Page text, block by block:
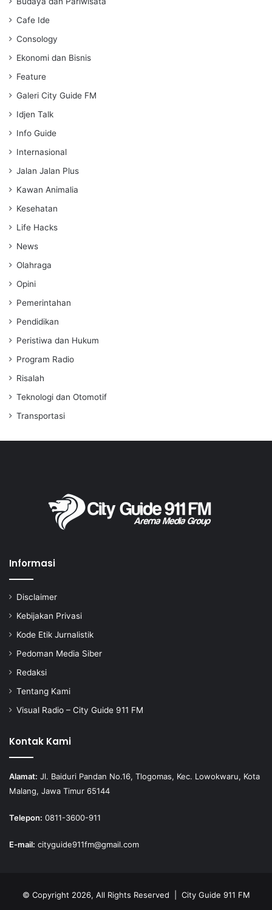
Cafe Ide
Consology
Ekonomi dan Bisnis
Feature
Galeri City Guide FM
Idjen Talk
Info Guide
Internasional
Jalan Jalan Plus
Kawan Animalia
Kesehatan
Life Hacks
News
Olahraga
Opini
Pemerintahan
Pendidikan
Peristiwa dan Hukum
Program Radio
Risalah
Teknologi dan Otomotif
Transportasi
Informasi
Disclaimer
Kebijakan Privasi
Kode Etik Jurnalistik
Pedoman Media Siber
Redaksi
Tentang Kami
Visual Radio – City Guide 911 FM
Kontak Kami
Alamat: Jl. Baiduri Pandan No.16, Tlogomas, Kec. Lowokwaru, Kota
Malang, Jawa Timur 65144
Telepon: 0811-3600-911
E-mail: cityguide911fm@gmail.com
© Copyright 2026, All Rights Reserved | City Guide 911 FM